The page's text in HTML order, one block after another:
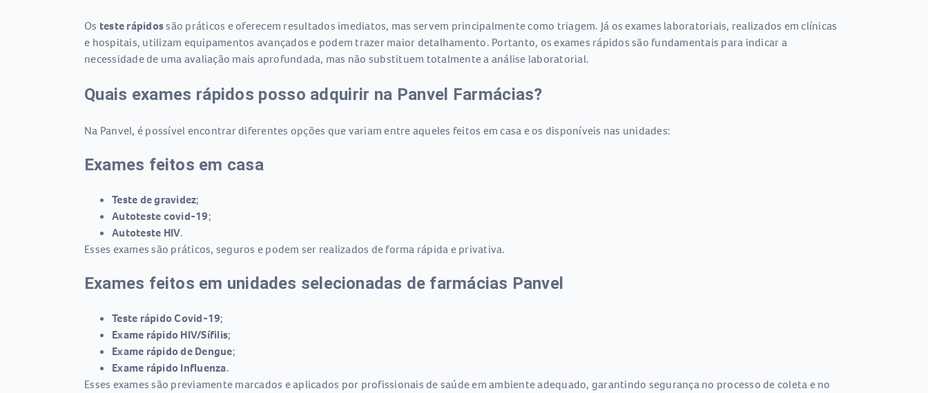
Os teste rápidossão práticos e oferecem resultados imediatos, mas servem principalmente como triagem. Já os exames laboratoriais, realizados em clínicas
e hospitais, utilizam equipamentos avançados e podem trazer maior detalhamento. Portanto, os exames rápidos são fundamentais para indicar a
necessidade de uma avaliação mais aprofundada, mas não substituem totalmente a análise laboratorial.
Quais exames rápidos posso adquirir na Panvel Farmácias?
Na Panvel, é possível encontrar diferentes opções que variam entre aqueles feitos em casa e os disponíveis nas unidades:
Exames feitos em casa
Teste de gravidez;
Autoteste covid-19;
Autoteste HIV.
Esses exames são práticos, seguros e podem ser realizados de forma rápida e privativa.
Exames feitos em unidades selecionadas de farmácias Panvel
Teste rápido Covid-19;
Exame rápido HIV/Sífilis;
Exame rápido de Dengue;
Exame rápido Influenza.
Esses exames são previamente marcados e aplicados por profissionais de saúde em ambiente adequado, garantindo segurança no processo de coleta e no